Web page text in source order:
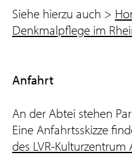
Siehe hierzu auch >
Denkmalpflege im
Anfahrt
An der Abtei stehen
Eine Anfahrtsskizze
des LVR-